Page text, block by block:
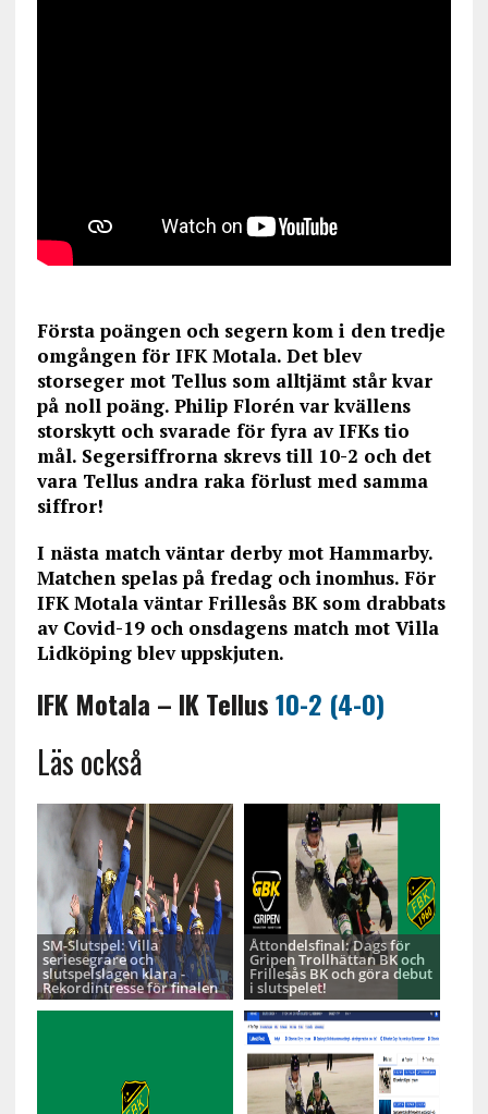
Första poängen och segern kom i den tredje
omgången för IFK Motala. Det blev
storseger mot Tellus som alltjämt står kvar
på noll poäng. Philip Florén var kvällens
storskytt och svarade för fyra av IFKs tio
mål. Segersiffrorna skrevs till 10-2 och det
vara Tellus andra raka förlust med samma
siffror!
I nästa match väntar derby mot Hammarby.
Matchen spelas på fredag och inomhus. För
IFK Motala väntar Frillesås BK som drabbats
av Covid-19 och onsdagens match mot Villa
Lidköping blev uppskjuten.
IFK Motala – IK Tellus10-2 (4-0)
Läs också
SM-Slutspel: Villa
seriesegrare och
slutspelslagen klara -
Rekordintresse för finalen
Åttondelsfinal: Dags för
Gripen Trollhättan BK och
Frillesås BK och göra debut
i slutspelet!